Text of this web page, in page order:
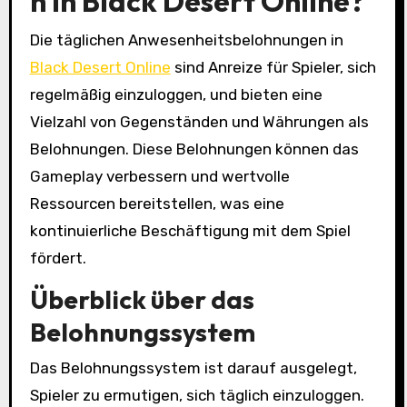
Die täglichen Anwesenheitsbelohnungen in
Black Desert Online sind Anreize für Spieler, sich
regelmäßig einzuloggen, und bieten eine
Vielzahl von Gegenständen und Währungen als
Belohnungen. Diese Belohnungen können das
Gameplay verbessern und wertvolle
Ressourcen bereitstellen, was eine
kontinuierliche Beschäftigung mit dem Spiel
fördert.
Überblick über das
Belohnungssystem
Das Belohnungssystem ist darauf ausgelegt,
Spieler zu ermutigen, sich täglich einzuloggen.